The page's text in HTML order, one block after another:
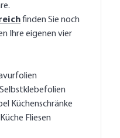
.
finden Sie noch
Ihre eigenen vier
Küchenschränke
Fliesen